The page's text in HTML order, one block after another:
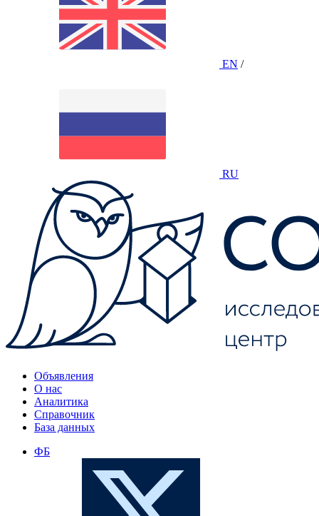
EN /
RU
Объявления
О нас
Аналитика
Справочник
База данных
ФБ